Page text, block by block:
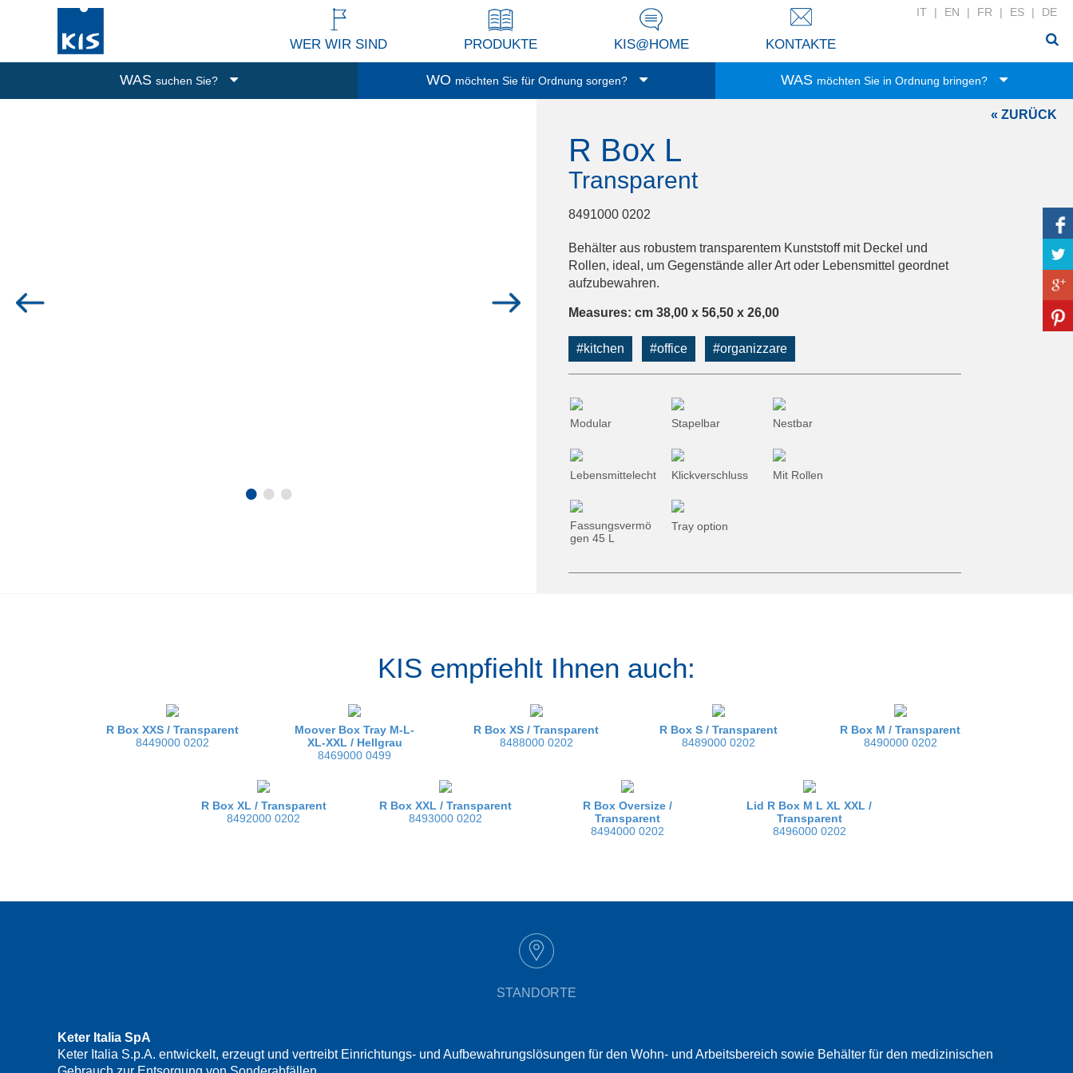
IT | EN | FR | ES | DE
WER WIR SIND PRODUKTE KIS@HOME KONTAKTE
WAS suchen Sie? WO möchten Sie für Ordnung sorgen?
Wäsche
Zubehör
Haushaltswäsche
DIY-Werkzeug
Öko-Sammlung
WAS möchten Sie in Ordnung bringen?
•••
« ZURÜCK
R Box L
Transparent
8491000 0202
Behälter aus robustem transparentem Kunststoff mit Deckel und
Rollen, ideal, um Gegenstände aller Art oder Lebensmittel geordnet
aufzubewahren.
Measures: cm 38,00 x 56,50 x 26,00
#kitchen #office #organizzare
Modular Stapelbar Nestbar
Lebensmittelecht Klickverschluss Mit Rollen
Fassungsvermö
gen 45 L
Tray option
KIS empfiehlt Ihnen auch:
R Box XXS /Transparent
8449000 0202
Moover Box Tray M-L-
XL-XXL / Hellgrau
8469000 0499
R Box XS /Transparent
8488000 0202
R Box S / Transparent
8489000 0202
R Box M /Transparent
8490000 0202
R Box XL / Transparent
8492000 0202
R Box XXL / Transparent
8493000 0202
R Box Oversize /
Transparent
8494000 0202
Lid R Box M L XL XXL /
Transparent
8496000 0202
STANDORTE
Keter Italia SpA
Keter Italia S.p.A. entwickelt, erzeugt und vertreibt Einrichtungs- und Aufbewahrungslösungen für den Wohn- und Arbeitsbereich sowie Behälter für den medizinischen